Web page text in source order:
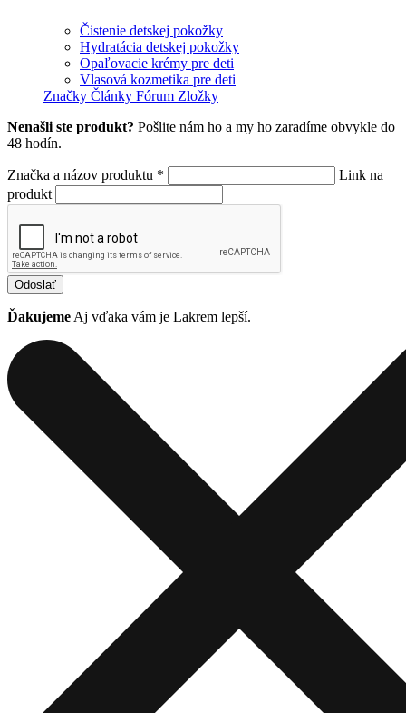
Čistenie detskej pokožky
Hydratácia detskej pokožky
Opaľovacie krémy pre deti
Vlasová kozmetika pre deti
Značky Články Fórum Zložky
Nenašli ste produkt? Pošlite nám ho a my ho zaradíme obvykle do
48 hodín.
Značka a názov produktu *
Link na
produkt
Odoslať
Ďakujeme Aj vďaka vám je Lakrem lepší.